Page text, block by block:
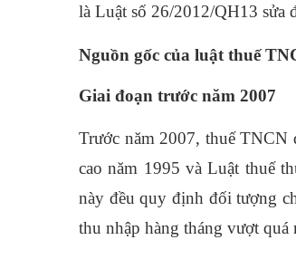
là Luật số 26/2012/QH13 sửa
Nguồn gốc của luật thuế
Giai đoạn trước năm 2007
Trước năm 2007, thuế
cao năm 1995 và Luật thuế
này đều quy định đối tượng
thu nhập hàng tháng vượt